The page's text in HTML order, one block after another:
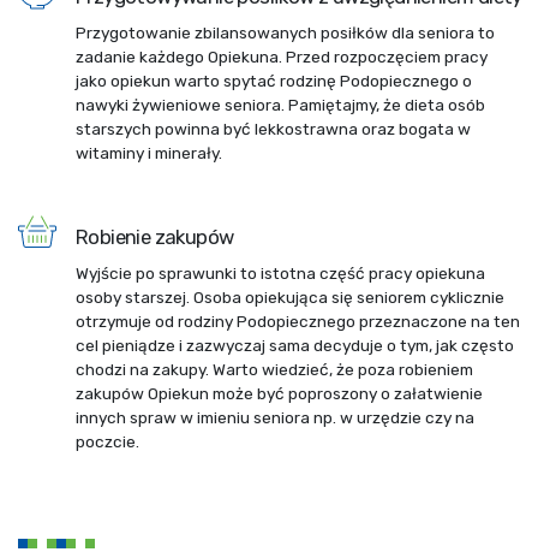
Przygotowanie zbilansowanych posiłków dla seniora to
zadanie każdego Opiekuna. Przed rozpoczęciem pracy
jako opiekun warto spytać rodzinę Podopiecznego o
nawyki żywieniowe seniora. Pamiętajmy, że dieta osób
starszych powinna być lekkostrawna oraz bogata w
witaminy i minerały.
Robienie zakupów
Wyjście po sprawunki to istotna część pracy opiekuna
osoby starszej. Osoba opiekująca się seniorem cyklicznie
otrzymuje od rodziny Podopiecznego przeznaczone na ten
cel pieniądze i zazwyczaj sama decyduje o tym, jak często
chodzi na zakupy. Warto wiedzieć, że poza robieniem
zakupów Opiekun może być poproszony o załatwienie
innych spraw w imieniu seniora np. w urzędzie czy na
poczcie.